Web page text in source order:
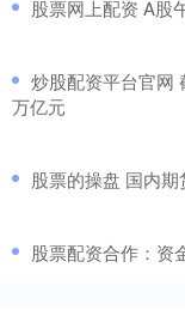
股票网上配资 A股
炒股配资平台官网
万亿元
股票的操盘 国内
股票配资合作：资